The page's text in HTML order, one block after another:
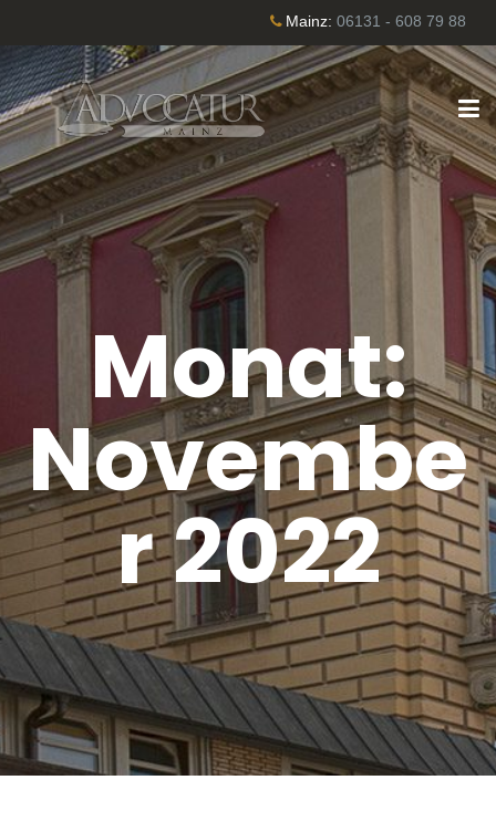
Mainz: 06131 - 608 79 88
Monat:
Novembe
r 2022